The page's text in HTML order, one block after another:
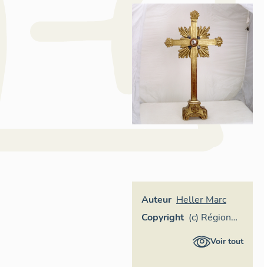
Auteur Heller Marc
Copyright (c) Région
Provence-Voir tout